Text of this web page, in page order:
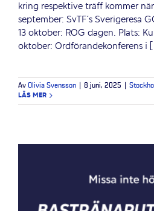
kring respektive träff kommer
september: SvTF´s Sverigeresa
13 oktober: ROG dagen. Plats:
oktober: Ordförandekonferens i
Av Olivia Svensson 8 juni, 2025
LÄS MER